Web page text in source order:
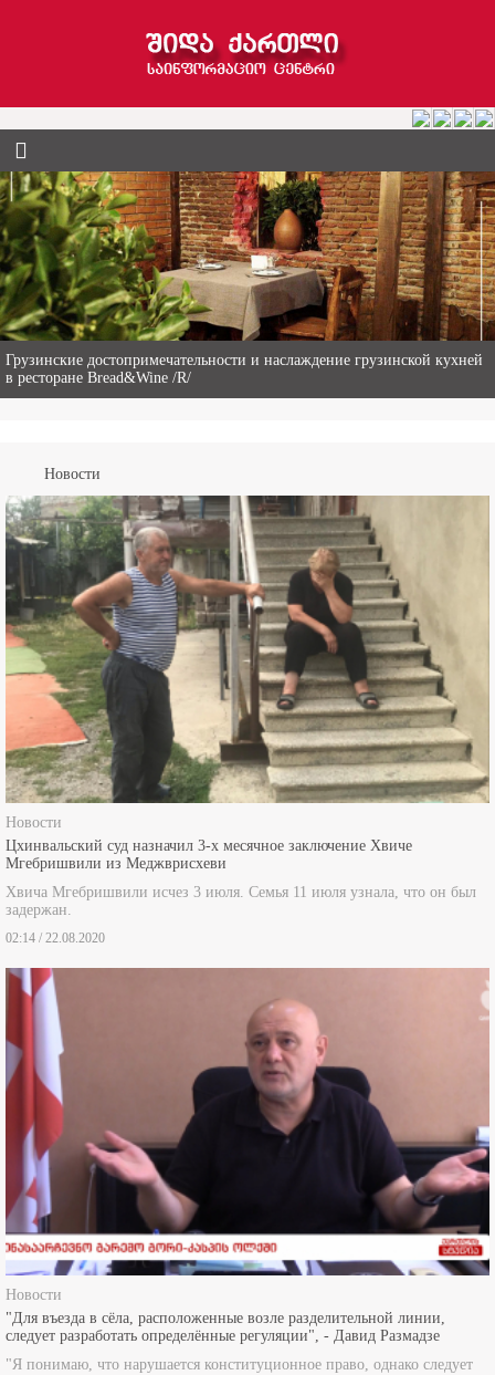
Гиви Абалаки – 86-летний фермер из Горийского муниципалитета
Новости
Цхинвальский суд назначил 3-х месячное заключение Хвиче
Мгебришвили из Меджврисхеви
Хвича Мгебришвили исчез 3 июля. Семья 11 июля узнала, что он был
задержан.
02:14 / 22.08.2020
Новости
"Для въезда в сёла, расположенные возле разделительной линии,
следует разработать определённые регуляции", - Давид Размадзе
"Я понимаю, что нарушается конституционное право, однако следует
разработать